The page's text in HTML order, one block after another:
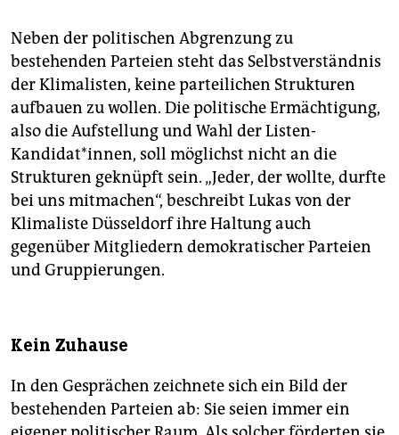
Neben der politischen Abgrenzung zu
bestehenden Parteien steht das Selbstverständnis
der Klimalisten, keine parteilichen Strukturen
aufbauen zu wollen. Die politische Ermächtigung,
also die Aufstellung und Wahl der Listen-
Kandidat*innen, soll möglichst nicht an die
Strukturen geknüpft sein. „Jeder, der wollte, durfte
bei uns mitmachen“, beschreibt Lukas von der
Klimaliste Düsseldorf ihre Haltung auch
gegenüber Mitgliedern demokratischer Parteien
und Gruppierungen.
Kein Zuhause
In den Gesprächen zeichnete sich ein Bild der
bestehenden Parteien ab: Sie seien immer ein